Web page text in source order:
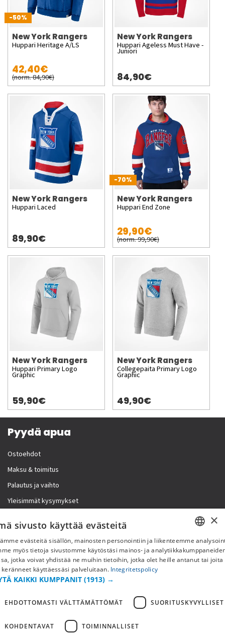
-50%
New York Rangers
Huppari Heritage A/LS
42,40€
(norm. 84,90€)
New York Rangers
Huppari Ageless Must Have -
Juniori
84,90€
New York Rangers
Huppari Laced
89,90€
-70%
New York Rangers
Huppari End Zone
29,90€
(norm. 99,90€)
New York Rangers
Huppari Primary Logo
Graphic
59,90€
New York Rangers
Collegepaita Primary Logo
Graphic
49,90€
Pyydä apua
Ostoehdot
Maksu & toimitus
Palautus ja vaihto
Yleisimmät kysymykset
Lisää meistä
Yritystiedot
FI
×
sivusto käyttää evästeitä
evästeitä sisällön, mainosten personointiin ja liikenteemme
myös tietoja sivustomme käytöstäsi mainos- ja
jotka voivat yhdistää ne muihin tietoihin, jotka olet heille antanut tai joita
keränneet käyttäessäsi palveluitaan. Integritetspolicy
KAIKKI KUMPPANIT (1913) →
EHDOTTOMASTI VÄLTTÄMÄTTÖMÄT SUORITUSKYVYLLISET
KOHDENTAVAT TOIMINNALLISET